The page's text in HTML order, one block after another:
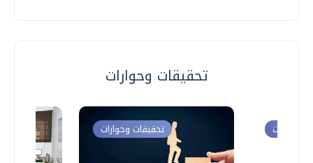
تحقيقات وحوارات
تحقيقات وحوارات وحوارات